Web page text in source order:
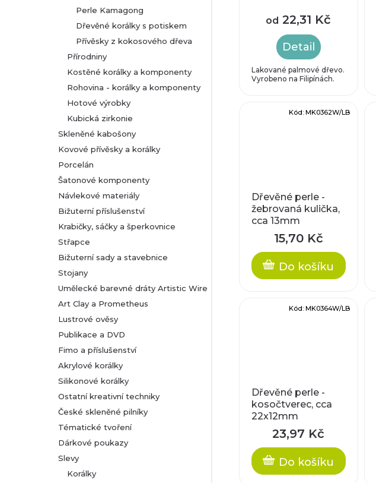
Perle Kamagong
Dřevěné korálky s potiskem
Přívěsky z kokosového dřeva
Přírodniny
Kostěné korálky a komponenty
Rohovina - korálky a komponenty
Hotové výrobky
Kubická zirkonie
Skleněné kabošony
Kovové přívěsky a korálky
Porcelán
Šatonové komponenty
Návlekové materiály
Bižuterní příslušenství
Krabičky, sáčky a šperkovnice
Střapce
Bižuterní sady a stavebnice
Stojany
Umělecké barevné dráty Artistic Wire
Art Clay a Prometheus
Lustrové ověsy
Publikace a DVD
Fimo a příslušenství
Akrylové korálky
Silikonové korálky
Ostatní kreativní techniky
České skleněné pilníky
Tématické tvoření
Dárkové poukazy
Slevy
Korálky
od 22,31 Kč
Detail
Lakované palmové dřevo.
Vyrobeno na Filipínách.
Dřevěné perle -
žebrovaná kulička,
cca 13mm
15,70 Kč
Do košíku
Kód: MK0362W/LB
Dřevěné perle -
kosočtverec, cca
22x12mm
23,97 Kč
Do košíku
Kód: MK0364W/LB